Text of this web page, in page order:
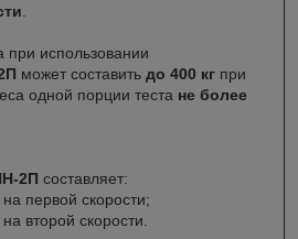
при использовании
может составить до 400 кг при
одной порции теста не более
2П составляет:
первой скорости;
второй скорости.